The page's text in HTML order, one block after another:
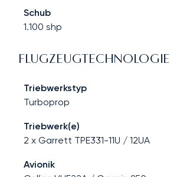
Schub
1.100 shp
FLUGZEUGTECHNOLOGIE
Triebwerkstyp
Turboprop
Triebwerk(e)
2 x Garrett TPE331-11U / 12UA
Avionik